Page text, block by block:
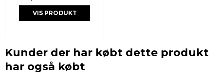
VIS PRODUKT
Kunder der har købt dette produkt
har også købt